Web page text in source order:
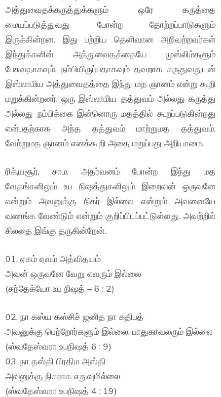
அத்துவைதக்கருத்துக்களும் ஒரே கருத்தை
மையப்படுத்துவது போன்ற தோற்றப்பாடுகளும்
இருக்கின்றன. இது பற்றிய தெளிவான அறிவற்றவர்கள்
இந்துக்களின் அத்துவைதத்தையே முஸ்லிம்களும்
பேசுவதாகவும், நம்பியிருப்பதாகவும் தவறாக கருதுவதுடன்
இஸ்லாமிய அத்துவைதத்தை இந்து மத ஞானம் என்று கூறி
மறுக்கின்றனர். ஒரு இஸ்லாமிய தத்துவம் அல்லது கருத்து
அல்லது நம்பிக்கை இன்னொரு மதத்தில் கூறப்படுகின்றது
என்பதற்காக அந்த தத்துவம் மாற்றுமத தத்துவம்,
வேற்றுமத ஞானம் எனக்கூறி அதை மறுப்பது அறியாமை.
ரிக்,யசூர், சாம, அதர்வனம் போன்ற இந்து மத
வேதங்களிலும் உப நிஷத்துகளிலும் இறைவன் ஒருவனே
என்றும் அவனுக்கு நிகர் இல்லை என்றும் அவனையே
வணங்க வேண்டும் என்றும் குறிப்பிடப்பட்டுள்ளது. அவற்றில்
சிலதை இங்கு தருகின்றேன்.
01. ஏகம் ஏவம் அத்விதயம்
அவன் ஒருவனே வேறு எவரும் இல்லை
(சந்தேக்யோ உப நிஷத் – 6 : 2)
02. நா கஸ்ய கஸ்சிச் ஜனித நா கதிபத்
அவனுக்கு பெற்றோர்களும் இல்லை, பாதுகாவலரும் இல்லை
(ஸ்வதேஸ்வரா உபநிஷத் 6 : 9)
03. நா தஸ்தி பிரதிம அஸ்தி
அவனுக்கு நிகராக எதுவுமில்லை
(ஸ்வதேஸ்வரா உபநிஷத் 4 : 19)